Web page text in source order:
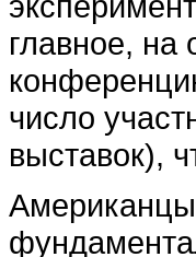
главное, на
число
выставок),